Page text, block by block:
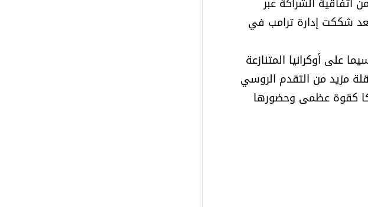
شككت إدارة ترامب في
على أوكرانيا المتنازعة
مزيد من التقدم الروسي
كقوة عظمى وحضورها